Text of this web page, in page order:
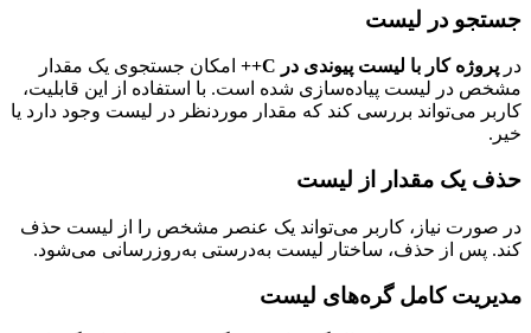
در لیست
پروژه کار با لیست پیوندی در C++
امکان جستجوی یک مقدار
در لیست پیاده‌سازی شده است. با استفاده از این قابلیت،
می‌تواند بررسی کند که مقدار موردنظر در لیست وجود دارد یا
یک مقدار از لیست
صورت نیاز، کاربر می‌تواند یک عنصر مشخص را از لیست حذف
پس از حذف، ساختار لیست به‌درستی به‌روزرسانی می‌شود.
کامل گره‌های لیست